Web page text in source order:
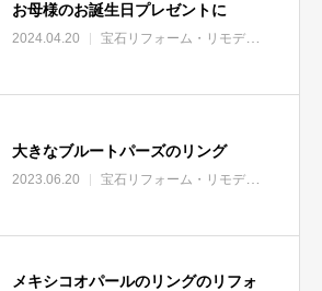
お母様のお誕生日プレゼントに
2024.04.20 宝石リフォーム・リモデル
大きなブルートパーズのリング
2023.06.20 宝石リフォーム・リモデル
メキシコオパールのリングのリフォ